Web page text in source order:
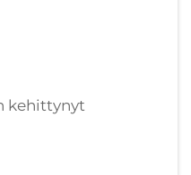
kehittynyt
tehokkaaksi
saanut suosiota
alan